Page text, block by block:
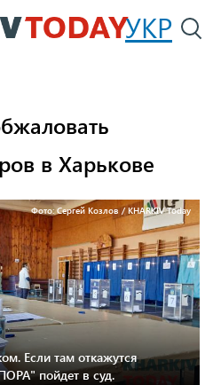
Перейти
к
УКР
в Харькове
Фото: Сергей Козлов / KHARKIV Today
Если там откажутся
пойдет в суд.